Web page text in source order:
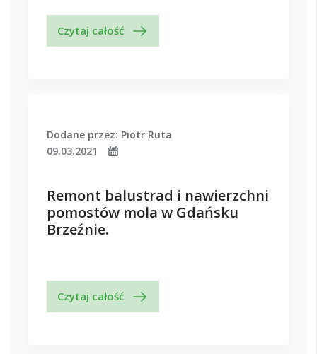
Czytaj całość
Dodane przez: Piotr Ruta
09.03.2021
Remont balustrad i nawierzchni
pomostów mola w Gdańsku
Brzeźnie.
Czytaj całość